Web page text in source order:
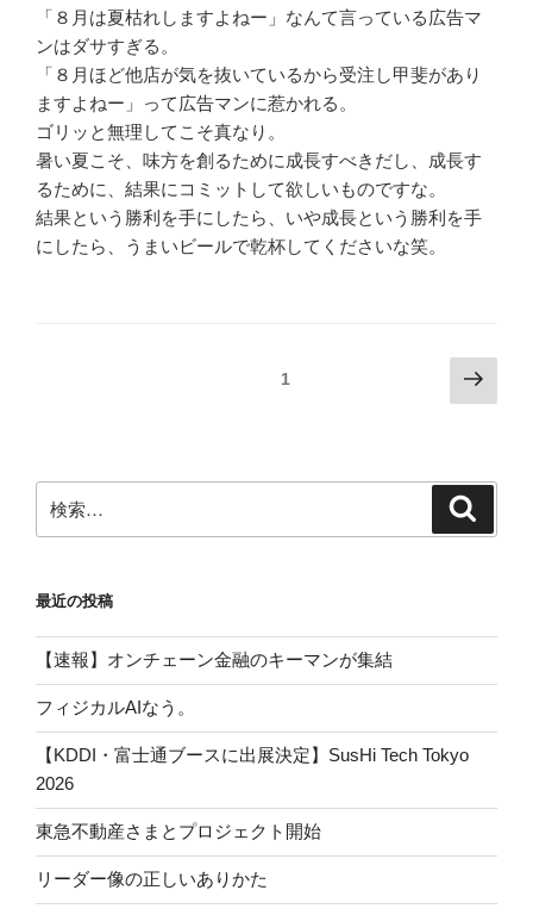
「８月は夏枯れしますよねー」なんて言っている広告マ
ンはダサすぎる。
「８月ほど他店が気を抜いているから受注し甲斐があり
ますよねー」って広告マンに惹かれる。
ゴリッと無理してこそ真なり。
暑い夏こそ、味方を創るために成長すべきだし、成長す
るために、結果にコミットして欲しいものですな。
結果という勝利を手にしたら、いや成長という勝利を手
にしたら、うまいビールで乾杯してくださいな笑。
ー
ジ
り
1
次
の
ジ
索:
最近の投稿
【速報】オンチェーン金融のキーマンが集結
フィジカルAIなう。
【KDDI・富士通ブースに出展決定】SusHi Tech Tokyo
2026
東急不動産さまとプロジェクト開始
リーダー像の正しいありかた